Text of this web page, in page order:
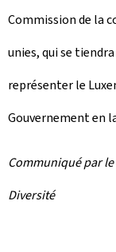
Commission de la
unies, qui se
représenter le
Gouvernement en
Communiqué par
Diversité